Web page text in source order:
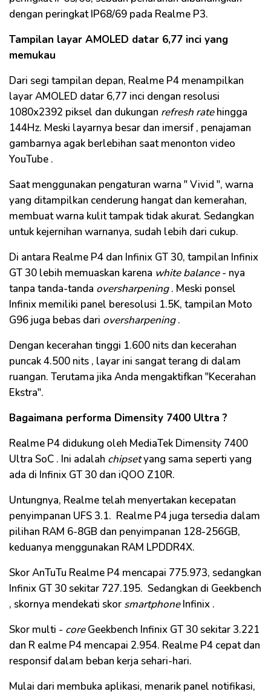
dengan peringkat IP68/69 pada Realme P3.
Tampilan layar AMOLED datar 6,77 inci yang
memukau
Dari segi tampilan depan, Realme P4 menampilkan
layarAMOLED datar 6,77 inci dengan resolusi
1080x2392 piksel dan dukungan refresh ratehingga
144Hz. Meski layarnya besar dan imersif, penajaman
gambarnya agak berlebihan saat menonton video
YouTube .
Saat menggunakan pengaturan warna "Vivid ", warna
yang ditampilkan cenderung hangat dan kemerahan,
membuat warna kulit tampak tidak akurat. Sedangkan
untuk kejernihan warnanya, sudah lebih dari cukup.
Di antara Realme P4 dan Infinix GT 30, tampilan Infinix
GT 30 lebih memuaskan karena whitebalance- nya
tanpa tanda-tanda oversharpening. Meski ponsel
Infinix memiliki panel beresolusi 1.5K, tampilan Moto
G96 juga bebas dari oversharpening.
Dengan kecerahan tinggi 1.600 nits dan kecerahan
puncak 4.500 nits , layar ini sangat terang di dalam
ruangan. Terutama jika Anda mengaktifkan "Kecerahan
Ekstra".
Bagaimana performa Dimensity 7400 Ultra?
Realme P4 didukung oleh MediaTek Dimensity 7400
Ultra SoC . Ini adalah chipsetyang sama seperti yang
ada di Infinix GT 30 dan iQOO Z10R.
Untungnya, Realmetelah menyertakan kecepatan
penyimpanan UFS 3.1. Realme P4 juga tersedia dalam
pilihan RAM 6-8GB dan penyimpanan 128-256GB,
keduanya menggunakan RAM LPDDR4X.
SkorAnTuTu Realme P4 mencapai 775.973, sedangkan
Infinix GT 30 sekitar 727.195. Sedangkan di Geekbench
, skornya mendekati skor smartphoneInfinix .
Skor multi - core Geekbench Infinix GT 30 sekitar 3.221
dan R ealme P4 mencapai 2.954. Realme P4 cepat dan
responsif dalam beban kerja sehari-hari.
Mulai dari membuka aplikasi, menarik panel notifikasi,